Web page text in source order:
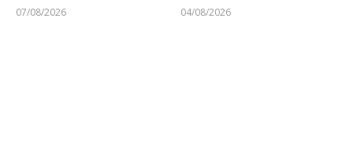
07/08/2026 04/08/2026